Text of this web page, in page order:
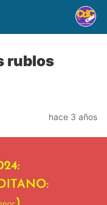
rublos
hace 3 años